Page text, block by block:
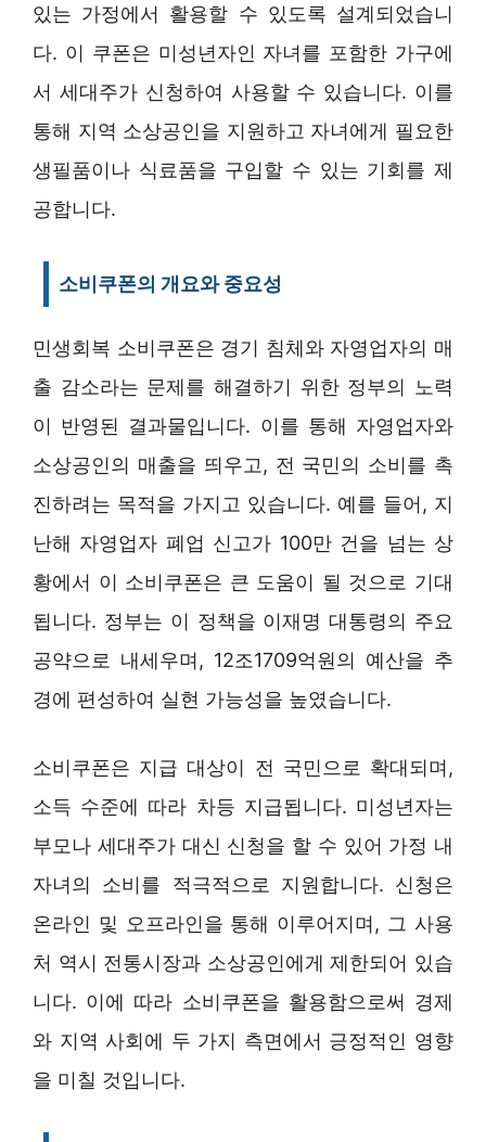
있는 가정에서 활용할 수 있도록 설계되었습니
다. 이 쿠폰은 미성년자인 자녀를 포함한 가구에
서 세대주가 신청하여 사용할 수 있습니다. 이를
통해 지역 소상공인을 지원하고 자녀에게 필요한
생필품이나 식료품을 구입할 수 있는 기회를 제
공합니다.
소비쿠폰의 개요와 중요성
민생회복 소비쿠폰은 경기 침체와 자영업자의 매
출 감소라는 문제를 해결하기 위한 정부의 노력
이 반영된 결과물입니다. 이를 통해 자영업자와
소상공인의 매출을 띄우고, 전 국민의 소비를 촉
진하려는 목적을 가지고 있습니다. 예를 들어, 지
난해 자영업자 폐업 신고가 100만 건을 넘는 상
황에서 이 소비쿠폰은 큰 도움이 될 것으로 기대
됩니다. 정부는 이 정책을 이재명 대통령의 주요
공약으로 내세우며, 12조1709억원의 예산을 추
경에 편성하여 실현 가능성을 높였습니다.
소비쿠폰은 지급 대상이 전 국민으로 확대되며,
소득 수준에 따라 차등 지급됩니다. 미성년자는
부모나 세대주가 대신 신청을 할 수 있어 가정 내
자녀의 소비를 적극적으로 지원합니다. 신청은
온라인 및 오프라인을 통해 이루어지며, 그 사용
처 역시 전통시장과 소상공인에게 제한되어 있습
니다. 이에 따라 소비쿠폰을 활용함으로써 경제
와 지역 사회에 두 가지 측면에서 긍정적인 영향
을 미칠 것입니다.